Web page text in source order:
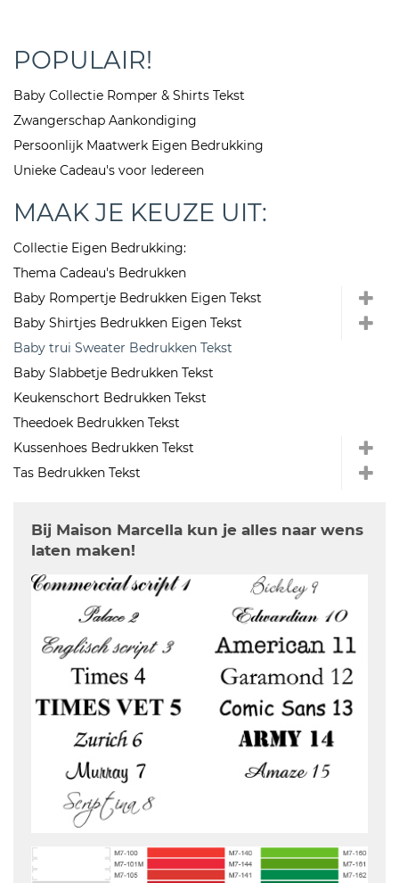
POPULAIR!
Baby Collectie Romper & Shirts Tekst
Zwangerschap Aankondiging
Persoonlijk Maatwerk Eigen Bedrukking
Unieke Cadeau's voor Iedereen
MAAK JE KEUZE UIT:
Collectie Eigen Bedrukking:
Thema Cadeau's Bedrukken
Baby Rompertje Bedrukken Eigen Tekst
Baby Shirtjes Bedrukken Eigen Tekst
Baby trui Sweater Bedrukken Tekst
Baby Slabbetje Bedrukken Tekst
Keukenschort Bedrukken Tekst
Theedoek Bedrukken Tekst
Kussenhoes Bedrukken Tekst
Tas Bedrukken Tekst
Bij Maison Marcella kun je alles naar wens
laten maken!